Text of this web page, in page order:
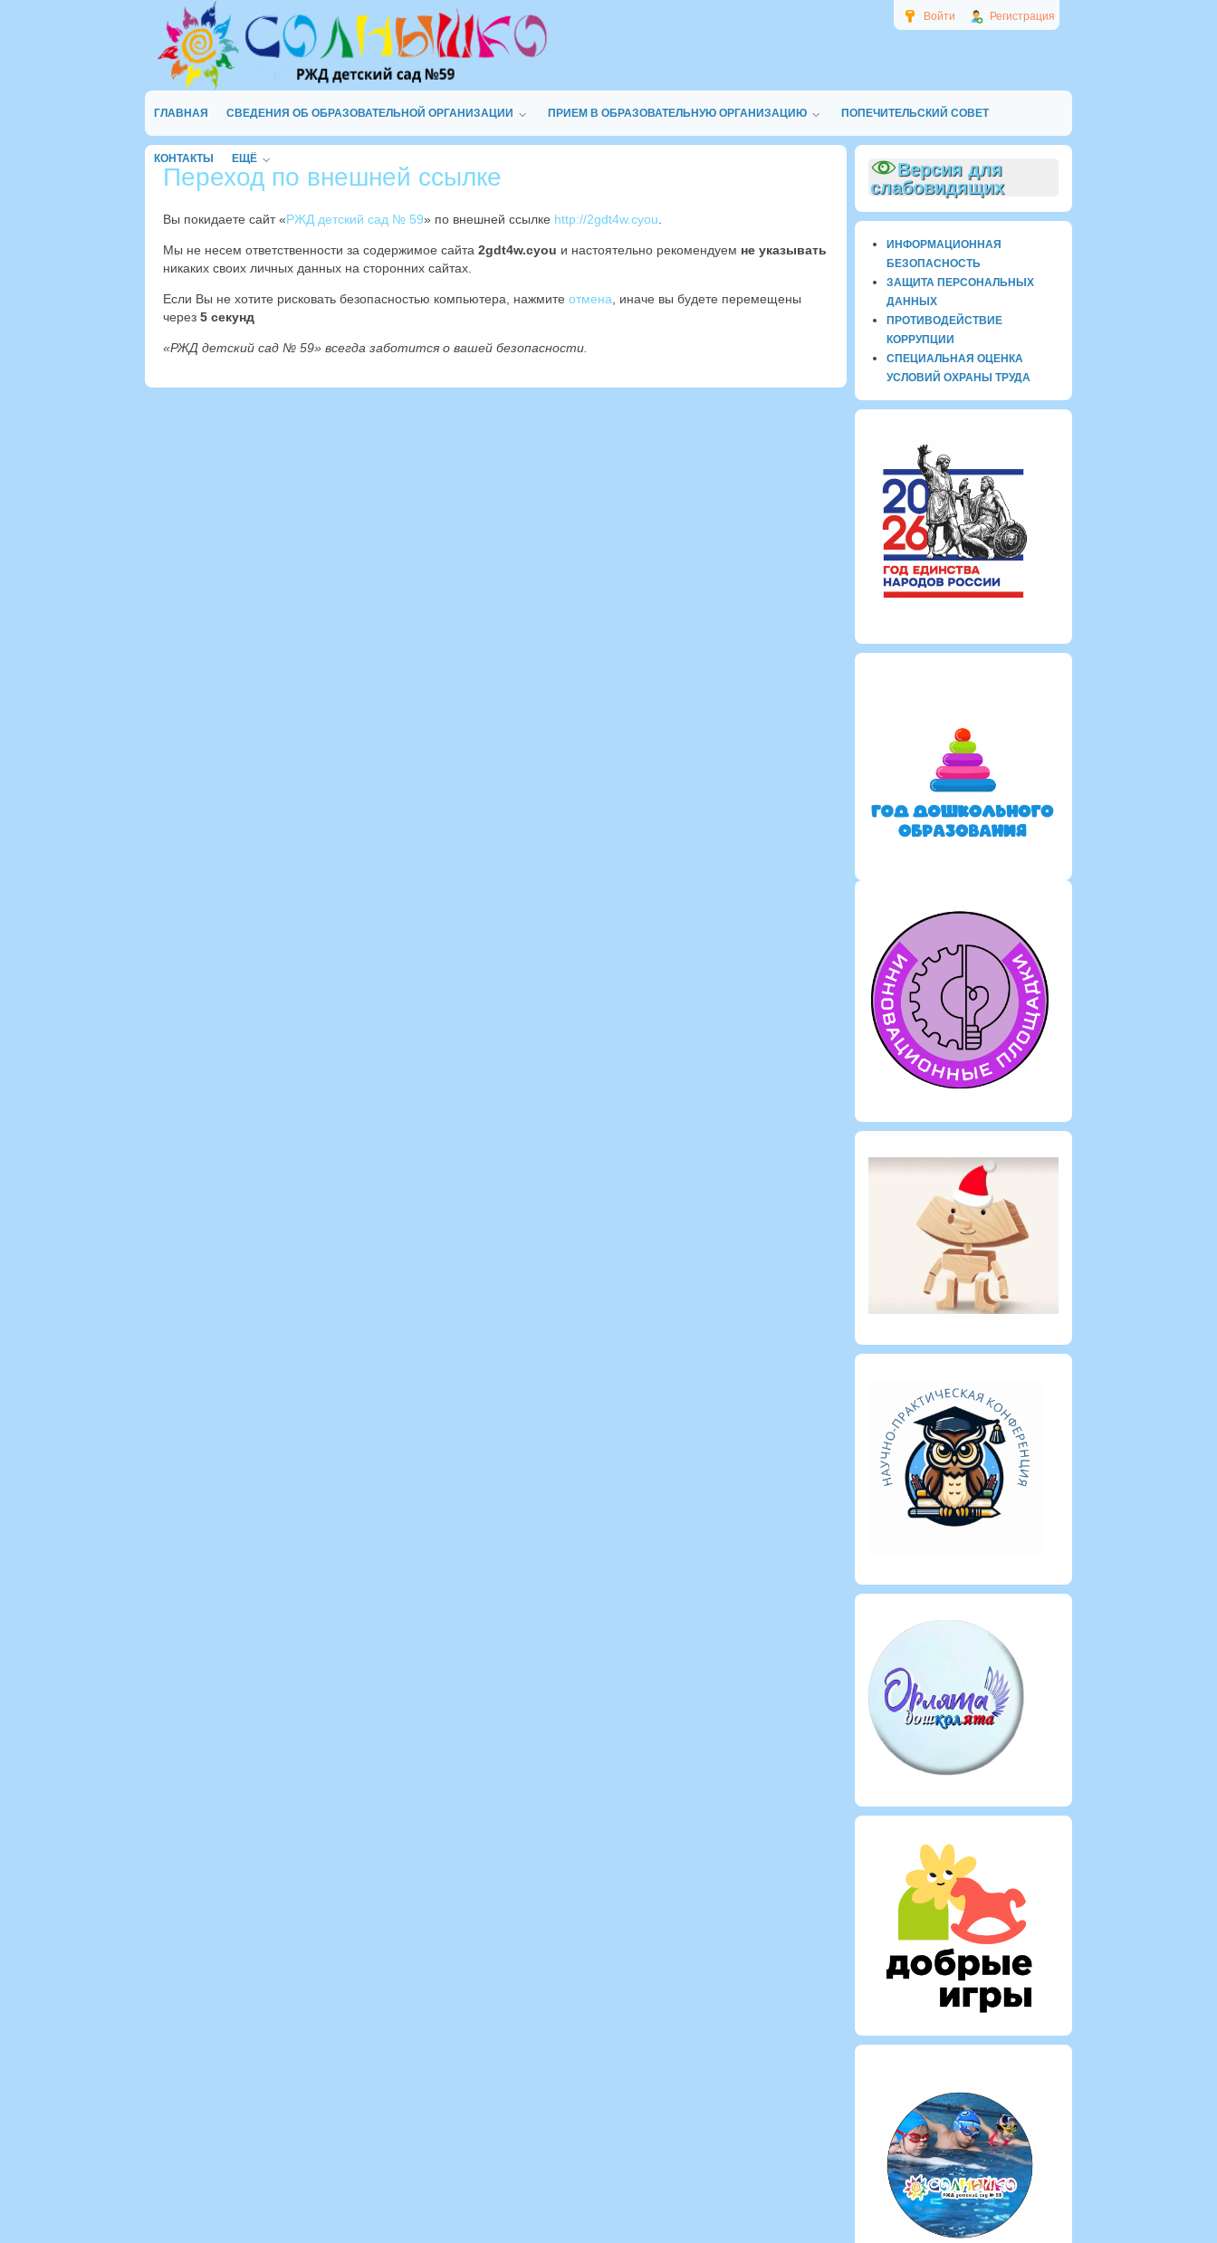
Войти Регистрация
ГЛАВНАЯ СВЕДЕНИЯ ОБ ОБРАЗОВАТЕЛЬНОЙ ОРГАНИЗАЦИИ ПРИЕМ В ОБРАЗОВАТЕЛЬНУЮ ОРГАНИЗАЦИЮ ПОПЕЧИТЕЛЬСКИЙ СОВЕТ
КОНТАКТЫ ЕЩЁ
Переход по внешней ссылке
Вы покидаете сайт «РЖД детский сад № 59» по внешней ссылке http://2gdt4w.cyou
Мы не несем ответственности за содержимое сайта 2gdt4w.cyou и настоятельно рекомендуем не указывать
никаких своих личных данных на сторонних сайтах.
Если Вы не хотите рисковать безопасностью компьютера, нажмите отмена , иначе вы будете перемещены
через 4 секунд
«РЖД детский сад № 59» всегда заботится о вашей безопасности.
Версия для
слабовидящих
ИНФОРМАЦИОННАЯ
БЕЗОПАСНОСТЬ
ЗАЩИТА ПЕРСОНАЛЬНЫХ
ДАННЫХ
ПРОТИВОДЕЙСТВИЕ
КОРРУПЦИИ
СПЕЦИАЛЬНАЯ ОЦЕНКА
УСЛОВИЙ ОХРАНЫ ТРУДА